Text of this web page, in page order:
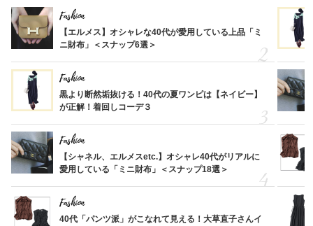
Fashion
【エルメス】オシャレな40代が愛用している上品「ミ
ニ財布」＜スナップ6選＞
Fashion
黒より断然垢抜ける！40代の夏ワンピは【ネイビー】
が正解！着回しコーデ３
Fashion
【シャネル、エルメスetc.】オシャレ40代がリアルに
愛用している「ミニ財布」＜スナップ18選＞
Fashion
40代「パンツ派」がこなれて見える！大草直子さんイ